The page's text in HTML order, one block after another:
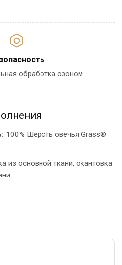
обработка озоном
100% Шерсть овечья Grass®
из основной ткани, окантовка